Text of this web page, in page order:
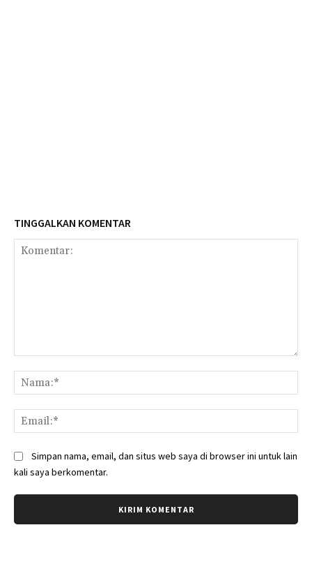
TINGGALKAN KOMENTAR
Simpan nama, email, dan situs web saya di browser ini untuk lain
kali saya berkomentar.